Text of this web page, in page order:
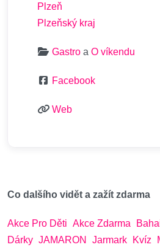
Plzeň
Plzeňský kraj
Gastro a O víkendu
Facebook
Web
Co dalšího vidět a zažít zdarma
Akce Pro Děti Akce Zdarma
Dárky JAMARON Jarmark Kvíz